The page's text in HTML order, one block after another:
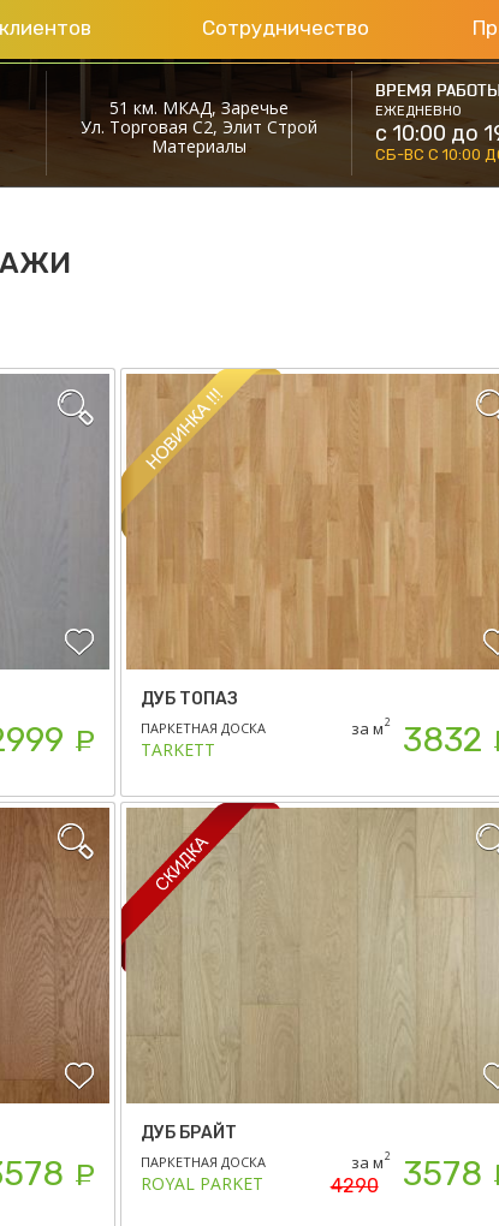
Сотрудничество
51 км. МКАД, Заречье
Ул. Торговая С2, Элит Строй
Материалы
ВРЕМЯ
ЕЖЕДНЕВНО
с 10:00 до
СБ-ВС С 10:00
Р
ДУБ ТОПАЗ
ПАРКЕТНАЯ ДОСКА
TARKETT
за м2 3832
Р
ДУБ БРАЙТ
ПАРКЕТНАЯ ДОСКА
ROYAL PARKET
за м2 3578
4290